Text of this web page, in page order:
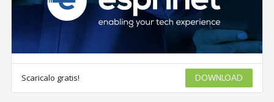
Scaricalo gratis! DOWNLOAD